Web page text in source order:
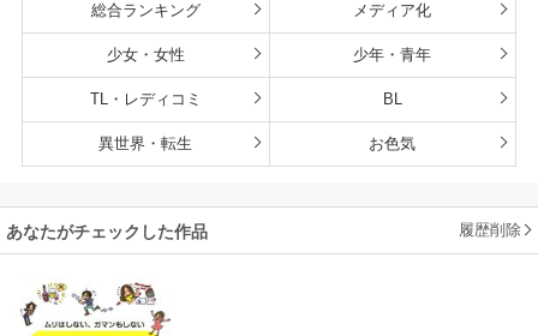
総合ランキング メディア化
少女・女性 少年・青年
TL・レディコミ BL
異世界・転生 お色気
あなたがチェックした作品 履歴削除